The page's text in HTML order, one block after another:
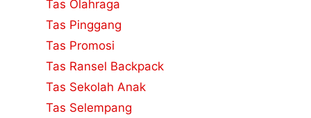
Tas Olahraga
Tas Pinggang
Tas Promosi
Tas Ransel Backpack
Tas Sekolah Anak
Tas Selempang